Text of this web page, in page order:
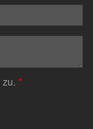
zu. *